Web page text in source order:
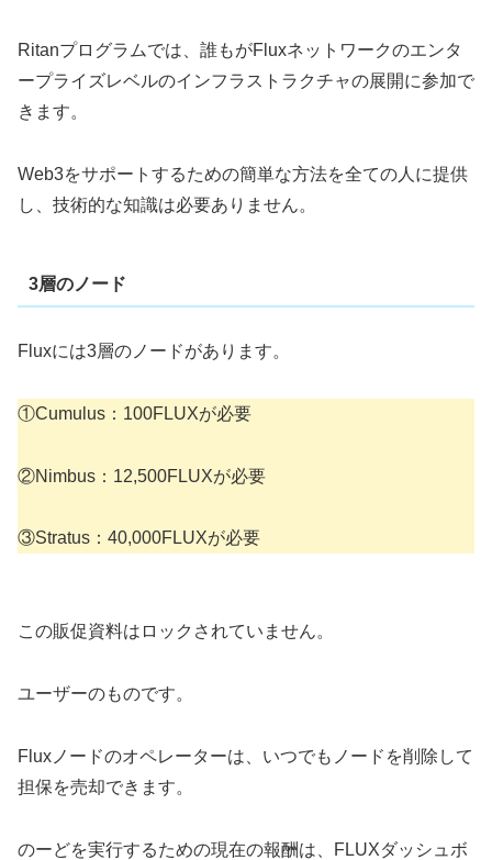
Ritanプログラムでは、誰もがFluxネットワークのエンタ
ープライズレベルのインフラストラクチャの展開に参加で
きます。
Web3をサポートするための簡単な方法を全ての人に提供
し、技術的な知識は必要ありません。
3層のノード
Fluxには3層のノードがあります。
①Cumulus：100FLUXが必要
②Nimbus：12,500FLUXが必要
③Stratus：40,000FLUXが必要
この販促資料はロックされていません。
ユーザーのものです。
Fluxノードのオペレーターは、いつでもノードを削除して
担保を売却できます。
のーどを実行するための現在の報酬は、FLUXダッシュボ